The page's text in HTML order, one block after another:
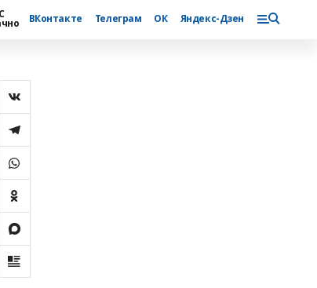
ВКонтакте Телеграм ОК Яндекс-Дзен